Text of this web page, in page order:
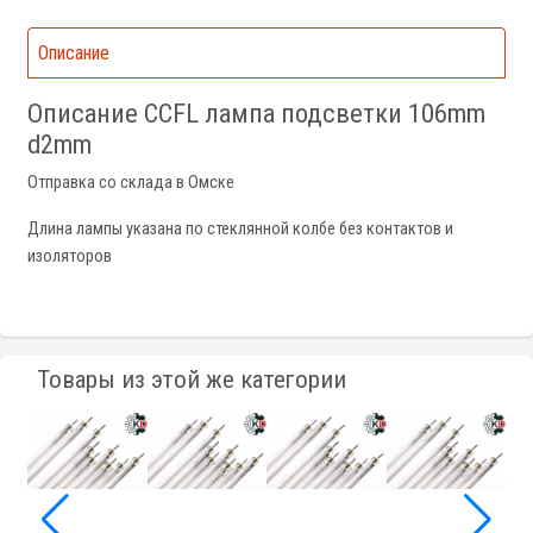
Описание
Описание CCFL лампа подсветки 106mm
d2mm
Отправка со склада в Омске
Длина лампы указана по стеклянной колбе без контактов и
изоляторов
Товары из этой же категории